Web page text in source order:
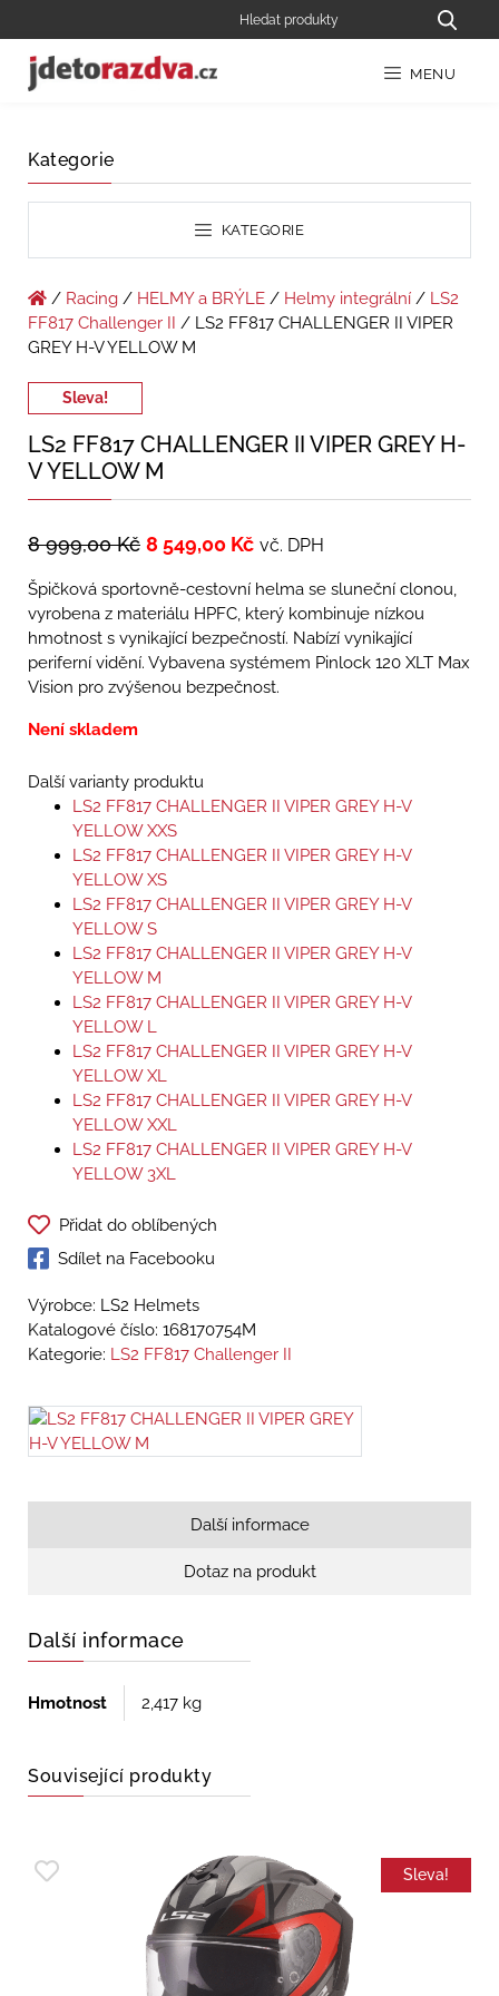
MENU
Kategorie
KATEGORIE
/ Racing / HELMY a BRÝLE / Helmy integrální / LS2
FF817 Challenger II
/ LS2 FF817 CHALLENGER II VIPER
GREY H-V YELLOW M
Sleva!
LS2 FF817 CHALLENGER II VIPER GREY H-
V YELLOW M
8 999,00Kč 8 549,00 Kč vč. DPH
Špičková sportovně-cestovní helma se sluneční clonou,
vyrobena z materiálu HPFC, který kombinuje nízkou
hmotnost s vynikající bezpečností. Nabízí vynikající
periferní vidění. Vybavena systémem Pinlock 120 XLT Max
Vision pro zvýšenou bezpečnost.
Není skladem
Další varianty produktu
LS2 FF817 CHALLENGER II VIPER GREY H-V
YELLOW XXS
LS2 FF817 CHALLENGER II VIPER GREY H-V
YELLOW XS
LS2 FF817 CHALLENGER II VIPER GREY H-V
YELLOW S
LS2 FF817 CHALLENGER II VIPER GREY H-V
YELLOW M
LS2 FF817 CHALLENGER II VIPER GREY H-V
YELLOW L
LS2 FF817 CHALLENGER II VIPER GREY H-V
YELLOW XL
LS2 FF817 CHALLENGER II VIPER GREY H-V
YELLOW XXL
LS2 FF817 CHALLENGER II VIPER GREY H-V
YELLOW 3XL
Přidat do oblíbených
Sdílet na Facebooku
Výrobce: LS2 Helmets
Katalogové číslo: 168170754M
Kategorie: LS2 FF817 Challenger II
Další informace
Dotaz na produkt
Další informace
Hmotnost 2,417 kg
Související produkty
Sleva!